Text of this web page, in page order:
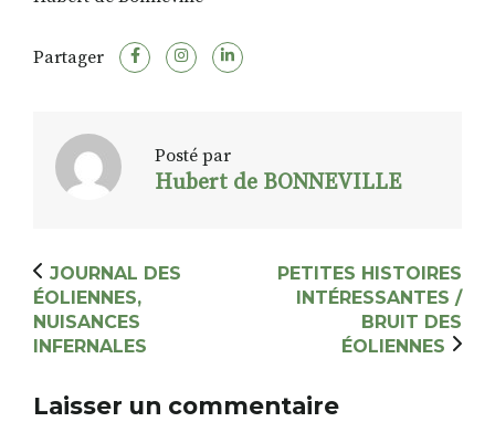
Partager
Posté par
Hubert de BONNEVILLE
JOURNAL DES
ÉOLIENNES,
NUISANCES
INFERNALES
PETITES HISTOIRES
INTÉRESSANTES /
BRUIT DES
ÉOLIENNES
Laisser un commentaire